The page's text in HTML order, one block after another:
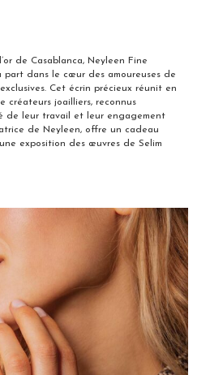
de Casablanca, Neyleen Fine
part dans le cœur des amoureuses de
Cet écrin précieux réunit en
créateurs joailliers, reconnus
de leur travail et leur engagement
de Neyleen, offre un cadeau
exposition des œuvres de Selim